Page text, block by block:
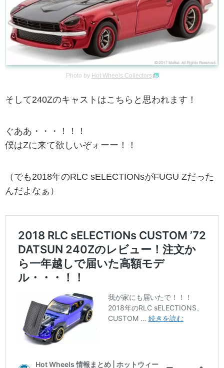
Photo by Hot Wheels Collectors
そして240Zのキャストはこちらと思われます！
ぐああ・・・！！！
僕はZに来て欲しいぞォーー！！
（でも2018年のRLC sELECTIONsがFUGU Zだった
んだよなぁ）